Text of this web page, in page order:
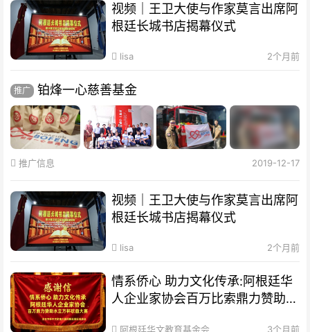
视频｜王卫大使与作家莫言出席阿
根廷长城书店揭幕仪式
lisa 2个月前
推广 铂烽一心慈善基金
推广信息 2019-12-17
视频｜王卫大使与作家莫言出席阿
根廷长城书店揭幕仪式
lisa 2个月前
情系侨心 助力文化传承:阿根廷华
人企业家协会百万比索鼎力赞助水
阿根廷华文教育基金会 3个月前